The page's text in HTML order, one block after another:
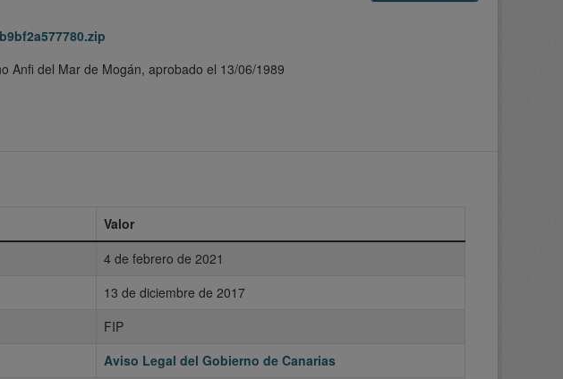
Anfi del Mar de Mogán, aprobado el 13/06/1989
Valor
4 de febrero de 2021
13 de diciembre de 2017
FIP
Aviso Legal del Gobierno de Canarias